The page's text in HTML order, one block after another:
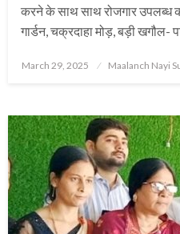
करने के साथ साथ रोजगार उपलब्ध
गार्डन, चक्रदाहा मोड़, बड़ी खगौल-
Posted
March 29, 2025 Maalanch Nayi